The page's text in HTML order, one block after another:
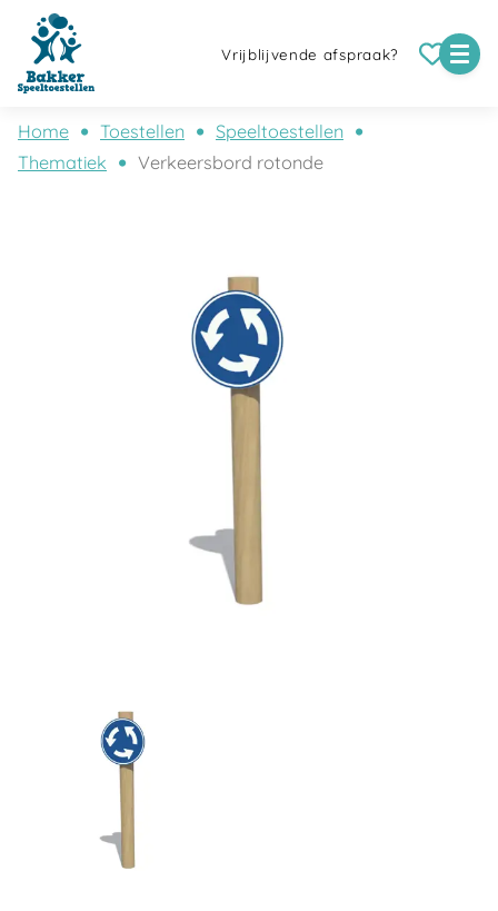
Vrijblijvende afspraak?
Home Toestellen
Speeltoestellen
Thematiek
Verkeersbord rotonde